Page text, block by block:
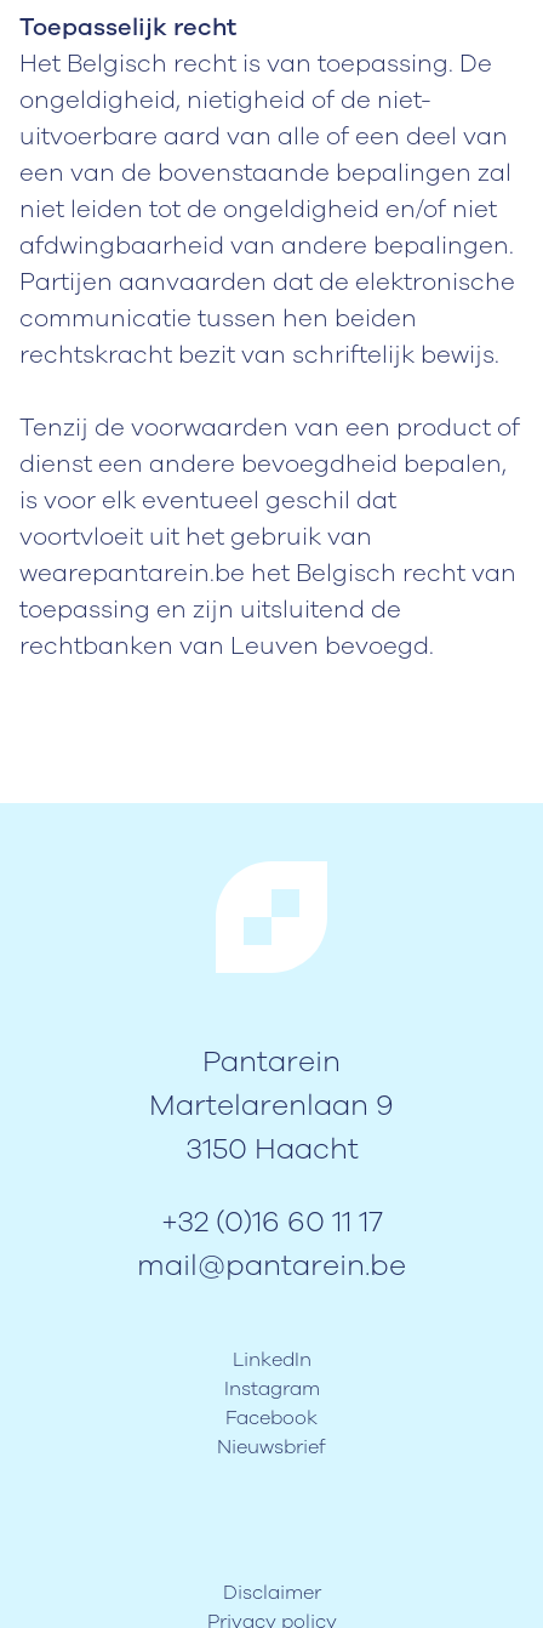
Toepasselijk recht
Het Belgisch recht is van toepassing. De
ongeldigheid, nietigheid of de niet-
uitvoerbare aard van alle of een deel van
een van de bovenstaande bepalingen zal
niet leiden tot de ongeldigheid en/of niet
afdwingbaarheid van andere bepalingen.
Partijen aanvaarden dat de elektronische
communicatie tussen hen beiden
rechtskracht bezit van schriftelijk bewijs.
Tenzij de voorwaarden van een product of
dienst een andere bevoegdheid bepalen,
is voor elk eventueel geschil dat
voortvloeit uit het gebruik van
wearepantarein.be het Belgisch recht van
toepassing en zijn uitsluitend de
rechtbanken van Leuven bevoegd.
LinkedIn
Instagram
Facebook
Nieuwsbrief
Pantarein
Martelarenlaan 9
3150 Haacht
+32 (0)16 60 11 17
mail@pantarein.be
Disclaimer
Privacy policy